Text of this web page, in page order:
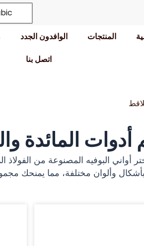
المنتجات الوافدون الجدد
اتصل بنا
المائدة
وألوان مختلفة، مما يمنحك